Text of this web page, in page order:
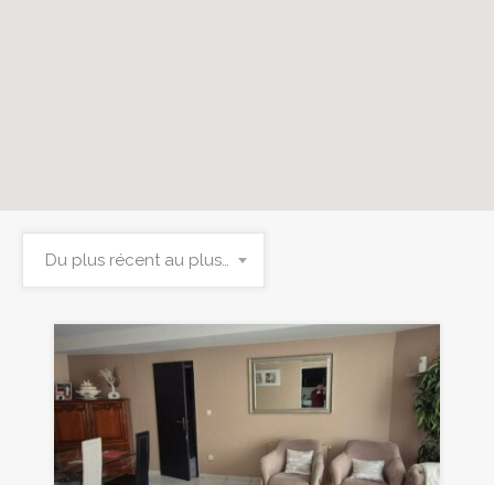
Du plus récent au plus ancien